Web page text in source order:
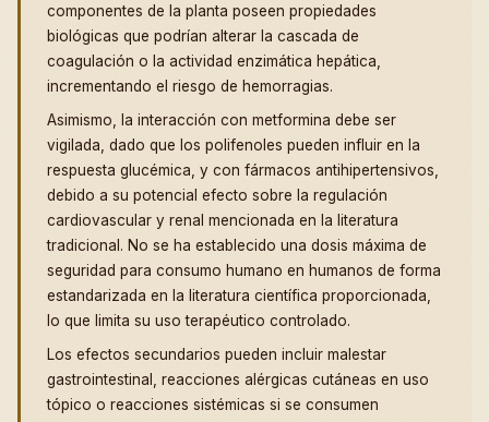
componentes de la planta poseen propiedades
biológicas que podrían alterar la cascada de
coagulación o la actividad enzimática hepática,
incrementando el riesgo de hemorragias.
Asimismo, la interacción con metformina debe ser
vigilada, dado que los polifenoles pueden influir en la
respuesta glucémica, y con fármacos antihipertensivos,
debido a su potencial efecto sobre la regulación
cardiovascular y renal mencionada en la literatura
tradicional. No se ha establecido una dosis máxima de
seguridad para consumo humano en humanos de forma
estandarizada en la literatura científica proporcionada,
lo que limita su uso terapéutico controlado.
Los efectos secundarios pueden incluir malestar
gastrointestinal, reacciones alérgicas cutáneas en uso
tópico o reacciones sistémicas si se consumen